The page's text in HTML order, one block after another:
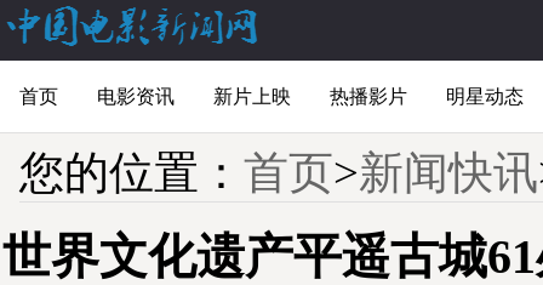
首页 电影资讯 新片上映 热播影片 明星动态
您的位置： 首页>新闻快讯
世界文化遗产平遥古城